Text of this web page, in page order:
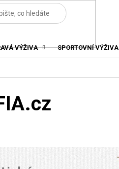
VÝŽIVA SPORTOVNÍ VÝŽIVA